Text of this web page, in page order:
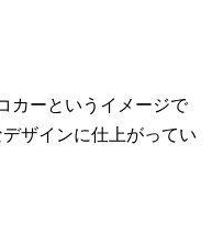
カーというイメージで
ザインに仕上がってい